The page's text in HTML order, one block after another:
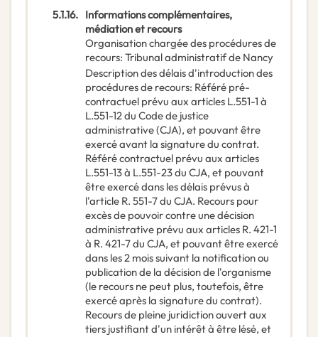
5.1.16. Informations complémentaires,
médiation et recours
Organisation chargée des procédures de
recours: Tribunal administratif de Nancy
Description des délais d'introduction des
procédures de recours: Référé pré-
contractuel prévu aux articles L.551-1 à
L.551-12 du Code de justice
administrative (CJA), et pouvant être
exercé avant la signature du contrat.
Référé contractuel prévu aux articles
L.551-13 à L.551-23 du CJA, et pouvant
être exercé dans les délais prévus à
l'article R. 551-7 du CJA. Recours pour
excès de pouvoir contre une décision
administrative prévu aux articles R. 421-1
à R. 421-7 du CJA, et pouvant être exercé
dans les 2 mois suivant la notification ou
publication de la décision de l'organisme
(le recours ne peut plus, toutefois, être
exercé après la signature du contrat).
Recours de pleine juridiction ouvert aux
tiers justifiant d'un intérêt à être lésé, et